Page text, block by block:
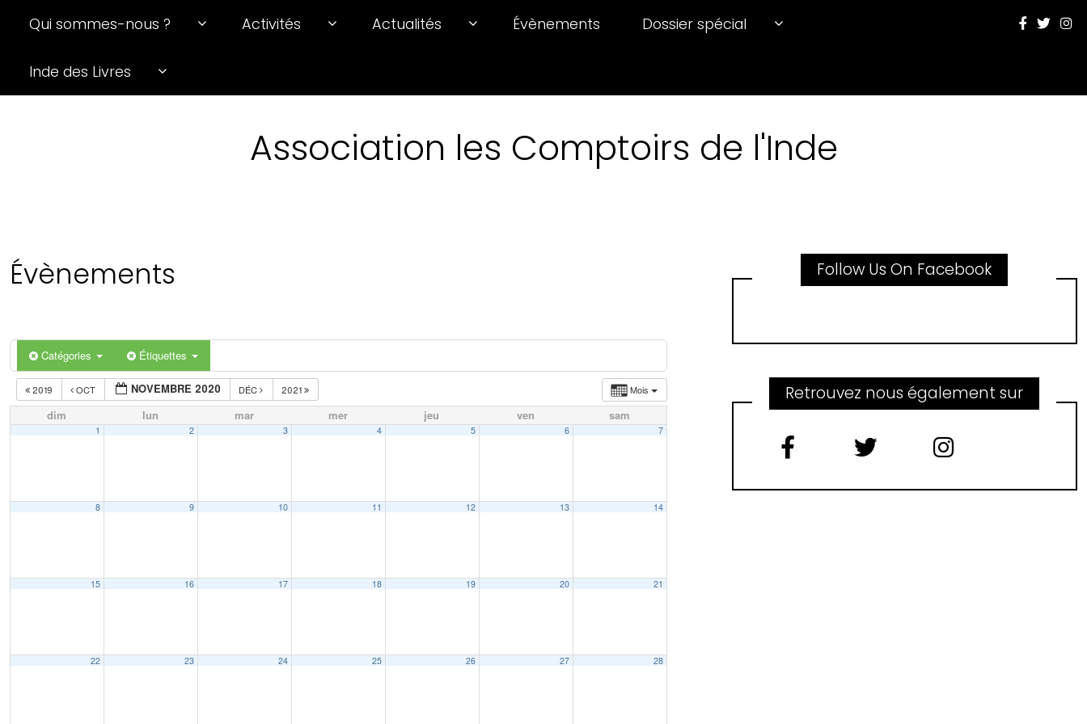
Qui sommes-nous ? Activités Actualités Évènements Dossier spécial
Inde des Livres
Association les Comptoirs de l'Inde
Évènements
Catégories Étiquettes
Mois
2019 OCT NOVEMBRE 2020 DÉC 2021
dim lun mar mer jeu ven sam
1 2 3 4 5 6 7
8 9 10 11 12 13 14
15 16 17 18 19 20 21
22 23 24 25 26 27 28
Follow Us On Facebook
Retrouvez nous également sur